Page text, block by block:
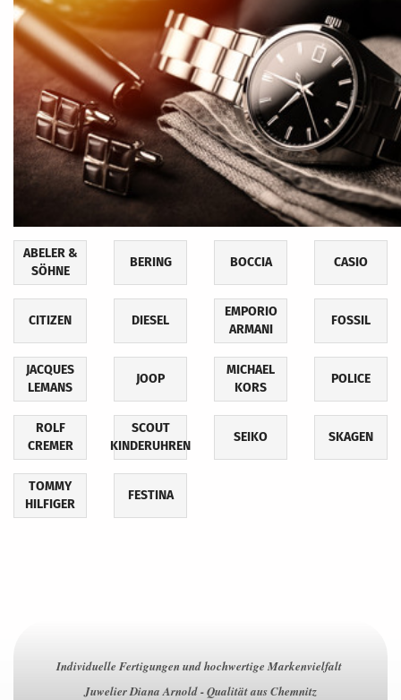
ABELER &
SÖHNE
BERING BOCCIA CASIO
CITIZEN DIESEL
EMPORIO
ARMANI
FOSSIL
JACQUES
LEMANS
JOOP
MICHAEL
KORS
POLICE
ROLF
CREMER
SCOUT
KINDERUHREN
SEIKO SKAGEN
TOMMY
HILFIGER
FESTINA
Individuelle Fertigungen und hochwertige Markenvielfalt
Juwelier Diana Arnold - Qualität aus Chemnitz